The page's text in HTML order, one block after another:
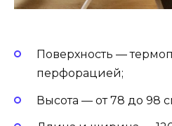
Поверхность —
перфорацией;
Высота — от 78 до 98